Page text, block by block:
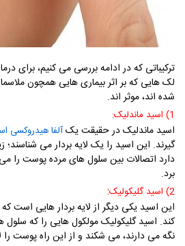
ترکیباتی که در ادامه بررسی می کنیم، برای
لک هایی که بر اثر بیماری هایی همچون
شده اند، موثر اند.
1) اسید ماندلیک:
اسید ماندلیک در حقیقت یکآلفا هیدروکسی
گیرند. این اسید را یک لایه بردار می
دارد اتصالات بین سلول های مرده پوست را
برد.
2) اسید گلیکولیک :
این اسید یکی دیگر از لایه بردار هایی است
کند. اسید گلیکولیک مولکول هایی را که
نگه می دارند، می شکند و از این راه پوست را